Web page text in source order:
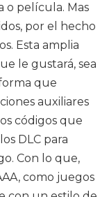
o película. Mas
por el hecho
Esta amplia
le gustará, sea
que
auxiliares
códigos que
DLC para
Con lo que,
como juegos